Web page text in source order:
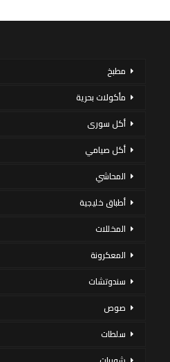
مطبخ
مأكولات بحرية
أكل سورى
أكل صيامي
المحاشي
أطباق خليجية
المخللات
المعكرونة
سندوتشات
صوص
سلطات